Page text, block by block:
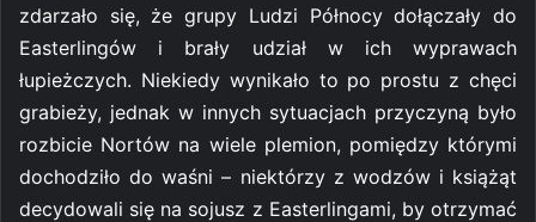
zdarzało się, że grupy Ludzi Północy dołączały do
Easterlingów i brały udział w ich wyprawach
łupieżczych. Niekiedy wynikało to po prostu z chęci
grabieży, jednak w innych sytuacjach przyczyną było
rozbicie Nortów na wiele plemion, pomiędzy którymi
dochodziło do waśni – niektórzy z wodzów i książąt
decydowali się na sojusz z Easterlingami, by otrzymać